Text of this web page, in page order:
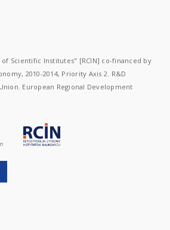
Scientific Institutes" [RCIN] co-financed by
2010-2014, Priority Axis 2. R&D
European Regional Development